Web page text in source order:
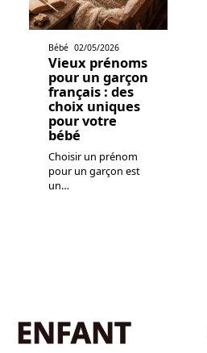
Bébé 02/05/2026
Vieux prénoms
pour un garçon
français : des
choix uniques
pour votre
bébé
Choisir un prénom
pour un garçon est
un…
ENFANT